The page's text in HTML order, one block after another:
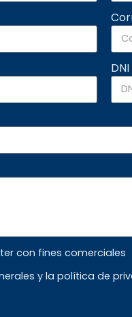
DNI
con fines comerciales
y la política de